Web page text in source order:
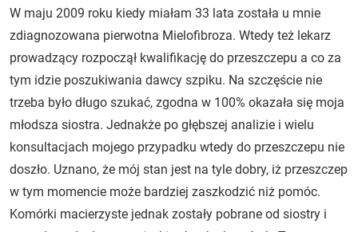
W maju 2009 roku kiedy miałam 33 lata została u mnie
zdiagnozowana pierwotna Mielofibroza. Wtedy też lekarz
prowadzący rozpoczął kwalifikację do przeszczepu a co za
tym idzie poszukiwania dawcy szpiku. Na szczęście nie
trzeba było długo szukać, zgodna w 100% okazała się moja
młodsza siostra. Jednakże po głębszej analizie i wielu
konsultacjach mojego przypadku wtedy do przeszczepu nie
doszło. Uznano, że mój stan jest na tyle dobry, iż przeszczep
w tym momencie może bardziej zaszkodzić niż pomóc.
Komórki macierzyste jednak zostały pobrane od siostry i